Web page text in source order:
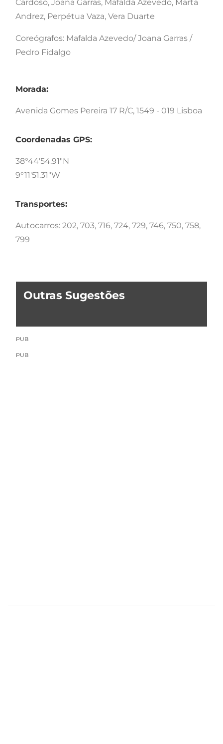
Cardoso, Joana Garras, Mafalda Azevedo, Marta
Andrez, Perpétua Vaza, Vera Duarte
Coreógrafos: Mafalda Azevedo/ Joana Garras /
Pedro Fidalgo
Morada:
Avenida Gomes Pereira 17 R/C, 1549 - 019 Lisboa
Coordenadas GPS:
38°44'54.91"N
9°11'51.31"W
Transportes:
Autocarros: 202, 703, 716, 724, 729, 746, 750, 758,
799
Outras Sugestões
PUB
PUB